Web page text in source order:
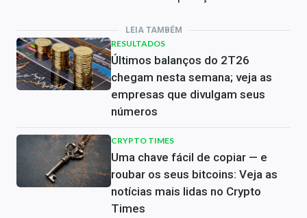
LEIA TAMBÉM
RESULTADOS
Últimos balanços do 2T26
chegam nesta semana; veja as
empresas que divulgam seus
números
CRYPTO TIMES
Uma chave fácil de copiar — e
roubar os seus bitcoins: Veja as
notícias mais lidas no Crypto
Times